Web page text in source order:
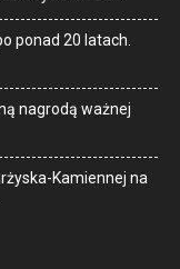
ponad 20 latach.
nagrodą ważnej
Kamiennej na